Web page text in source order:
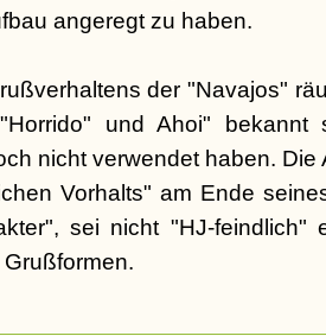
angeregt zu haben.
der "Navajos"
und Ahoi" bekannt
nicht verwendet haben. Die
Vorhalts" am Ende
sei nicht "HJ-feindlich"